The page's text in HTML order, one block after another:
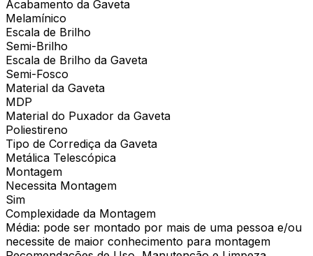
Acabamento da Gaveta
Melamínico
Escala de Brilho
Semi-Brilho
Escala de Brilho da Gaveta
Semi-Fosco
Material da Gaveta
MDP
Material do Puxador da Gaveta
Poliestireno
Tipo de Corrediça da Gaveta
Metálica Telescópica
Montagem
Necessita Montagem
Sim
Complexidade da Montagem
Média: pode ser montado por mais de uma pessoa e/ou
necessite de maior conhecimento para montagem